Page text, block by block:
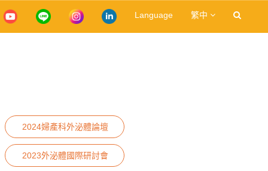
Language 繁中
2024婦產科外泌體論壇
2023外泌體國際研討會